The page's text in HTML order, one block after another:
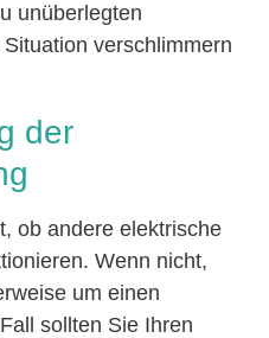
unüberlegten
verschlimmern
der
ob andere elektrische
Wenn nicht,
um einen
sollten Sie Ihren